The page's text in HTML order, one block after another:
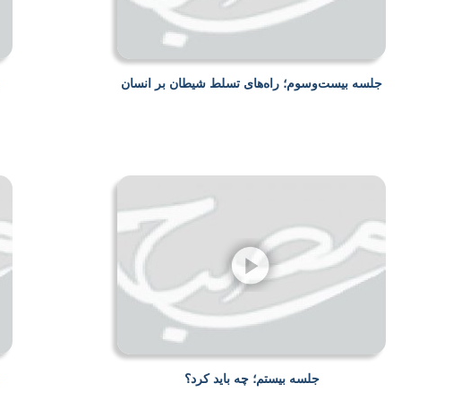
جلسه بیست‌وسوم؛ راه‌های تسلط شیطان بر انسان
جلسه بیستم؛ چه باید کرد؟